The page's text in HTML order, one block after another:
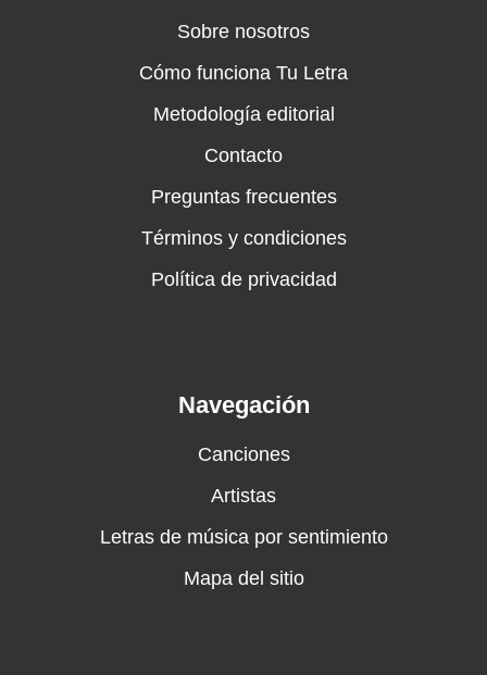
Sobre nosotros
Cómo funciona Tu Letra
Metodología editorial
Contacto
Preguntas frecuentes
Términos y condiciones
Política de privacidad
Navegación
Canciones
Artistas
Letras de música por sentimiento
Mapa del sitio